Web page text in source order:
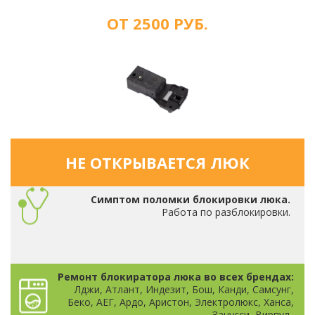
ОТ 2500 РУБ.
НЕ ОТКРЫВАЕТСЯ ЛЮК
Симптом поломки блокировки люка.
Работа по разблокировки.
Ремонт блокиратора люка во всех брендах:
Лджи, Атлант, Индезит, Бош, Канди, Самсунг,
Беко, АЕГ, Ардо, Аристон, Электролюкс, Ханса,